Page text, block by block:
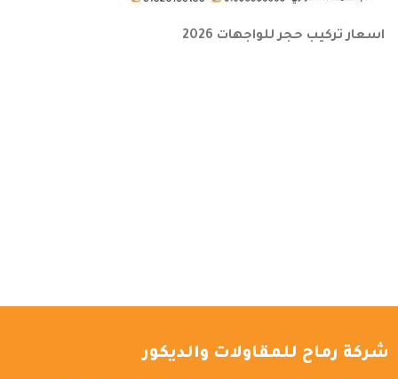
اسعار تركيب حجر للواجهات 2026
شركة رماح للمقاولات والديكور